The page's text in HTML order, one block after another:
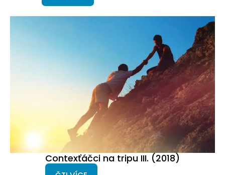
Contexťáčci na tripu III. (2018)